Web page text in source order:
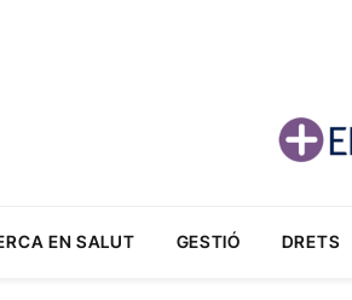
EN SALUT GESTIÓ DRETS